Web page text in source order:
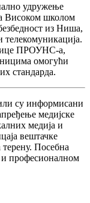
удружење
Високом школом
из Ниша,
ПРОУНС-а,
омогући
стандарда.
су информисани
медијске
медија и
вештачке
Посебна
и професионалном